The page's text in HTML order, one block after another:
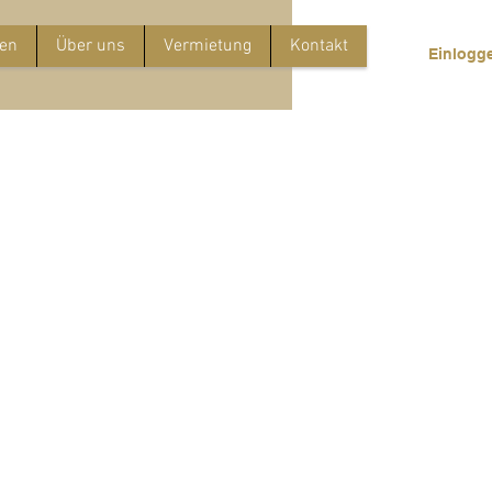
Über uns Vermietung Kontakt